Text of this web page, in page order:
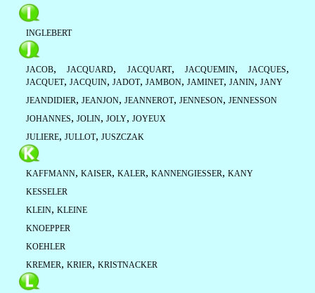
INGLEBERT
JACOB,JACQUARD, JACQUART, JACQUEMIN,JACQUES,
JACQUET, JACQUIN, JADOT, JAMBON, JAMINET, JANIN, JANY
JEANDIDIER, JEANJON, JEANNEROT, JENNESON, JENNESSON
JOHANNES, JOLIN, JOLY, JOYEUX
JULIERE, JULLOT, JUSZCZAK
KAFFMANN, KAISER, KALER, KANNENGIESSER, KANY
KESSELER
KLEIN, KLEINE
KNOEPPER
KOEHLER
KREMER, KRIER, KRISTNACKER